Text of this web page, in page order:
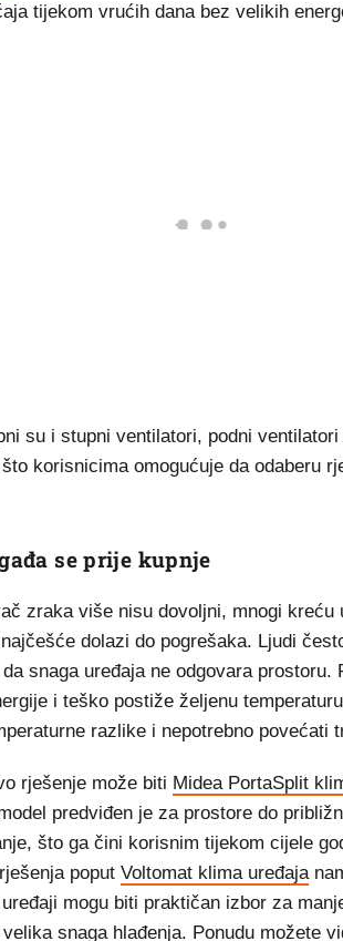
tijekom vrućih dana bez velikih
su i stupni ventilatori, podni
korisnicima omogućuje da odaberu
se prije kupnje
zraka više nisu dovoljni, mnogi kreću
dolazi do pogrešaka. Ljudi
snaga uređaja ne odgovara prostoru.
i teško postiže željenu
razlike i nepotrebno povećati
rješenje može biti Midea PortaSplit
predviđen je za prostore do
što ga čini korisnim tijekom cijele
poput Voltomat klima uređaja
mogu biti praktičan izbor za
snaga hlađenja. Ponudu možete